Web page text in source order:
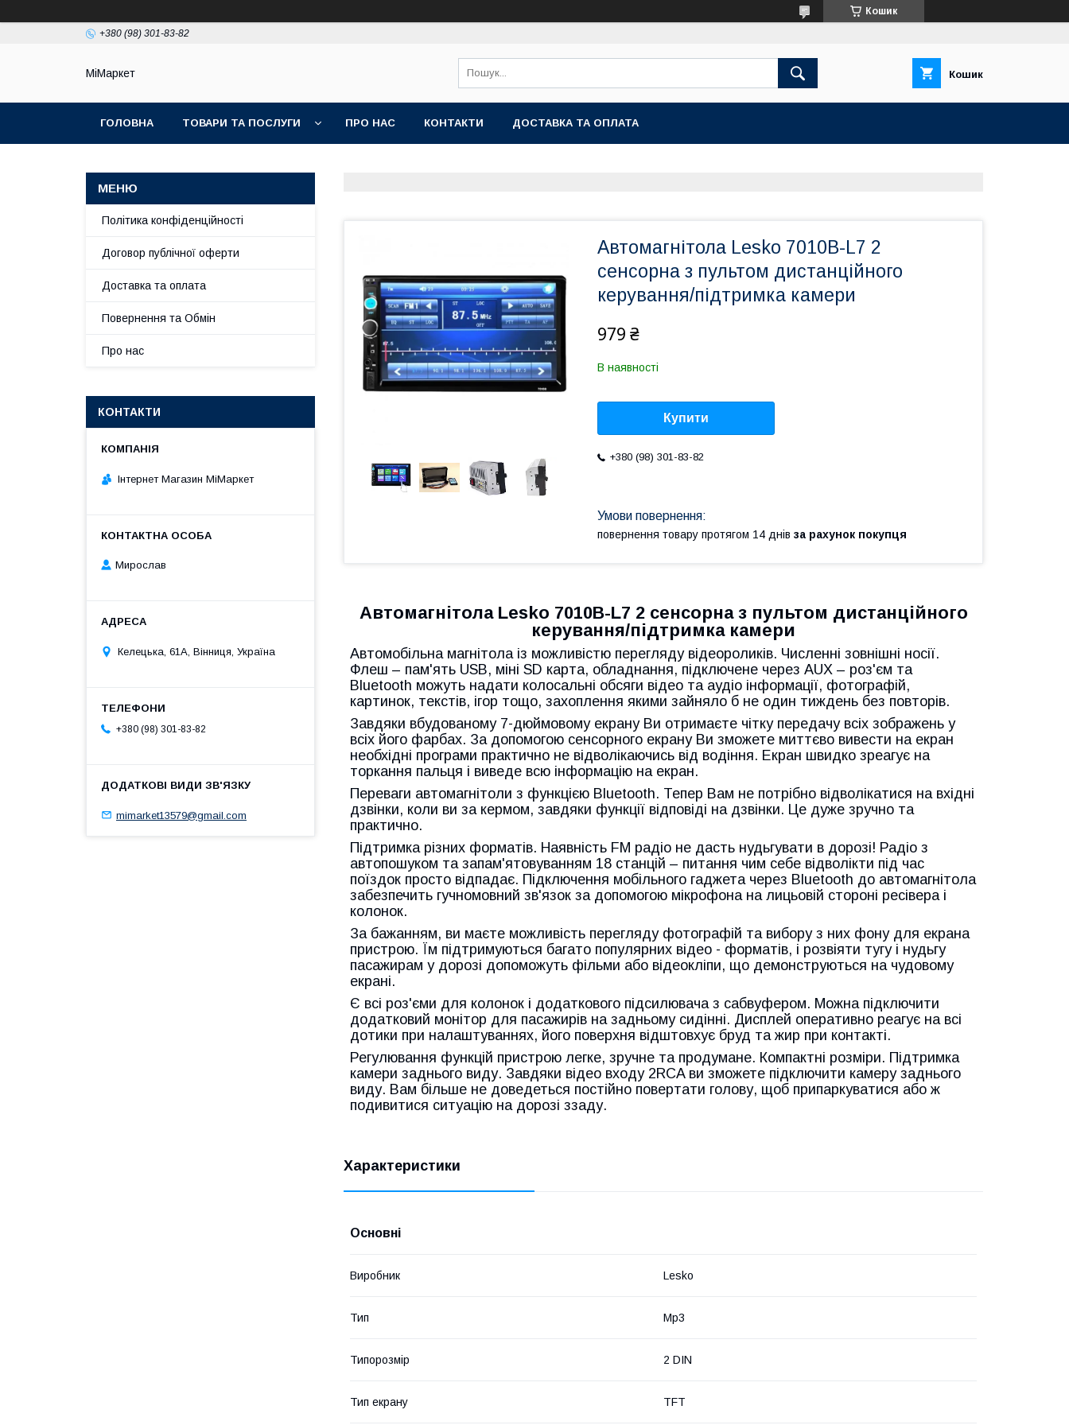
Кошик
+380 (98) 301-83-82
МіМаркет Кошик
ГОЛОВНА ТОВАРИ ТА ПОСЛУГИ ПРО НАС КОНТАКТИ ДОСТАВКА ТА ОПЛАТА
Автомагнітола Lesko 7010B-L7 2
сенсорна з пультом дистанційного
керування/підтримка камери
979 ₴
В наявності
Купити
+380 (98) 301-83-82
повернення товару протягом 14 днів за рахунок покупця
Автомагнітола Lesko 7010B-L7 2 сенсорна з пультом дистанційного
керування/підтримка камери
Автомобільна магнітола із можливістю перегляду відеороликів. Численні зовнішні носії.
Флеш – пам'ять USB, міні SD карта, обладнання, підключене через AUX – роз'єм та
Bluetooth можуть надати колосальні обсяги відео та аудіо інформації, фотографій,
картинок, текстів, ігор тощо, захоплення якими зайняло б не один тиждень без повторів.
Завдяки вбудованому 7-дюймовому екрану Ви отримаєте чітку передачу всіх зображень у
всіх його фарбах. За допомогою сенсорного екрану Ви зможете миттєво вивести на екран
необхідні програми практично не відволікаючись від водіння. Екран швидко зреагує на
торкання пальця і виведе всю інформацію на екран.
Переваги автомагнітоли з функцією Bluetooth. Тепер Вам не потрібно відволікатися на вхідні
дзвінки, коли ви за кермом, завдяки функції відповіді на дзвінки. Це дуже зручно та
практично.
Підтримка різних форматів. Наявність FM радіо не дасть нудьгувати в дорозі! Радіо з
автопошуком та запам'ятовуванням 18 станцій – питання чим себе відволікти під час
поїздок просто відпадає. Підключення мобільного гаджета через Bluetooth до автомагнітола
забезпечить гучномовний зв'язок за допомогою мікрофона на лицьовій стороні ресівера і
колонок.
За бажанням, ви маєте можливість перегляду фотографій та вибору з них фону для екрана
пристрою. Їм підтримуються багато популярних відео - форматів, і розвіяти тугу і нудьгу
пасажирам у дорозі допоможуть фільми або відеокліпи, що демонструються на чудовому
екрані.
Є всі роз'єми для колонок і додаткового підсилювача з сабвуфером. Можна підключити
додатковий монітор для пасажирів на задньому сидінні. Дисплей оперативно реагує на всі
дотики при налаштуваннях, його поверхня відштовхує бруд та жир при контакті.
Регулювання функцій пристрою легке, зручне та продумане. Компактні розміри. Підтримка
камери заднього виду. Завдяки відео входу 2RCA ви зможете підключити камеру заднього
виду. Вам більше не доведеться постійно повертати голову, щоб припаркуватися або ж
подивитися ситуацію на дорозі ззаду.
Характеристики
Основні
Виробник Lesko
Тип Mp3
Типорозмір 2 DIN
Тип екрану TFT
Політика конфіденційності
Договор публічної оферти
Доставка та оплата
Повернення та Обмін
Про нас
КОНТАКТИ
Інтернет Магазин МіМаркет
Мирослав
Келецька, 61А, Вінниця, Україна
+380 (98) 301-83-82
mimarket13579@gmail.com